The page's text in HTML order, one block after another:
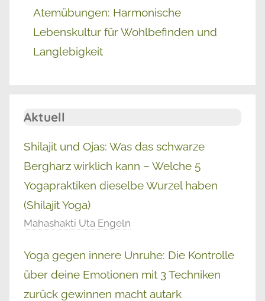
Atemübungen: Harmonische
Lebenskultur für Wohlbefinden und
Langlebigkeit
Aktuell
Shilajit und Ojas: Was das schwarze
Bergharz wirklich kann – Welche 5
Yogapraktiken dieselbe Wurzel haben
(Shilajit Yoga)
Mahashakti Uta Engeln
Yoga gegen innere Unruhe: Die Kontrolle
über deine Emotionen mit 3 Techniken
zurück gewinnen macht autark